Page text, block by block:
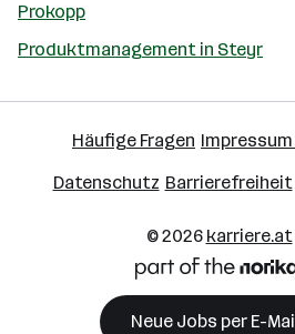
Prokopp
Produktmanagement in Steyr
Häufige Fragen
Datenschutz Barrierefreiheit
© 2026 karriere.at
Neue Jobs per E-